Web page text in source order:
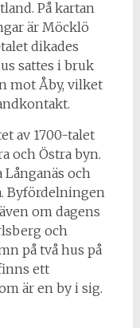
På kartan
är Möcklö
dikades
sattes i bruk
mot Åby, vilket
av 1700-talet
och Östra byn.
och
Byfördelningen
om dagens
och
på två hus på
ett
är en by i sig.